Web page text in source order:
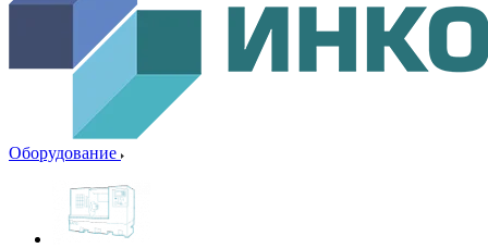
Оборудование